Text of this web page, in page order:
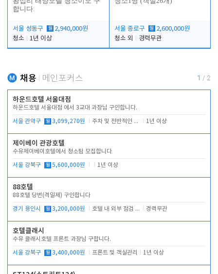
합니다.
서울 성동구 월 2,940,000원
청소
1년 이상
서울 종로구 월 2,600,000원
청소 외
경력무관
채용 메인포커스 1 / 2
하운드호텔 서울대점
하운드호텔 서울대점 에서 3교대 과장님 구인합니다.
서울 관악구 월 3,099,270원 주차 및 전반적인 당번업무 1년 이상
제이베이 관광호텔
수유제이베이호텔에서 청소팀 모집합니다
서울 강북구 월 5,600,000원 1년 이상
88호텔
88호텔 당번(격일제) 구인합니다
경기 용인시 월 3,200,000원 호텔 내 외부 점검 및 프런트 운영 경력무관
호텔클래시
수유 클래시호텔 프론트 과장님 구합니다.
서울 강북구 월 3,400,000원 프론트 및 객실관리 1년 이상